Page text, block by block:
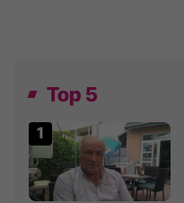
Top 5